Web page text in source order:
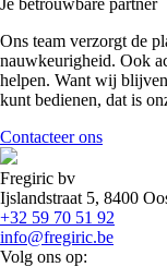
Ons team verzorgt de
nauwkeurigheid. Ook
helpen. Want wij
kunt bedienen, dat is
Contacteer ons
Fregiric bv
Ijslandstraat 5, 8400
+32 59 70 51 92
info@fregiric.be
Volg ons op: